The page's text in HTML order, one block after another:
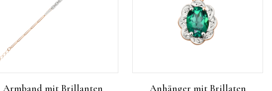
Armband mit Brillanten
Anhänger mit Brillaten